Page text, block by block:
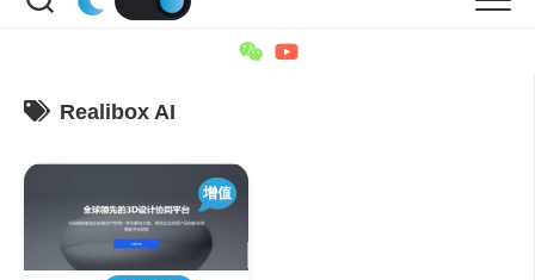
Realibox AI
增值